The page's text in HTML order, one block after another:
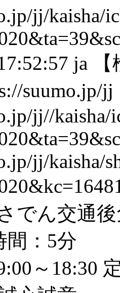
jj/kaisha/
ja
suumo.jp/jj
jj//kaisha/
jj/kaisha/
でん交通
間：5分
～18:30